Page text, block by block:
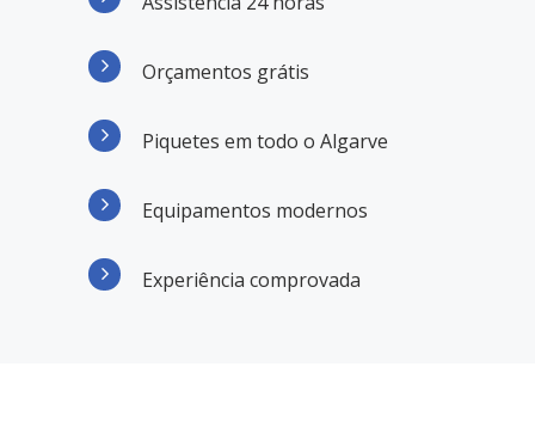
Orçamentos grátis
Piquetes em todo o Algarve
Equipamentos modernos
Experiência comprovada